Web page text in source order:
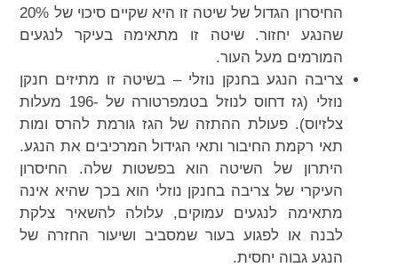
החיסרון הגדול של שיטה זו היא שקיים סיכוי של 20%
שהנגע יחזור. שיטה זו מתאימה בעיקר לנגעים
המורמים מעל העור.
צריבה הנגע בחנקן נוזלי – בשיטה זו מתיזים חנקן
נוזלי (גז דחוס לנוזל בטמפרטורה של -196 מעלות
צלזיוס). פעולת ההתזה של הגז גורמת להרס ומות
תאי רקמת החיבור ותאי הגידול המרכיבים את הנגע.
היתרון של השיטה הוא בפשטות שלה. החיסרון
העיקרי של צריבה בחנקן נוזלי הוא בכך שהיא אינה
מתאימה לנגעים עמוקים, עלולה להשאיר צלקת
לבנה או לפגוע בעור שמסביב ושיעור החזרה של
הנגע גבוה יחסית.